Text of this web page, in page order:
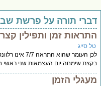
תורה על פרשת שבוע
זמן ותפילין
סייג
לכן העומר שהוא
שימחה יום העצמאות שני ראשי
הזמן